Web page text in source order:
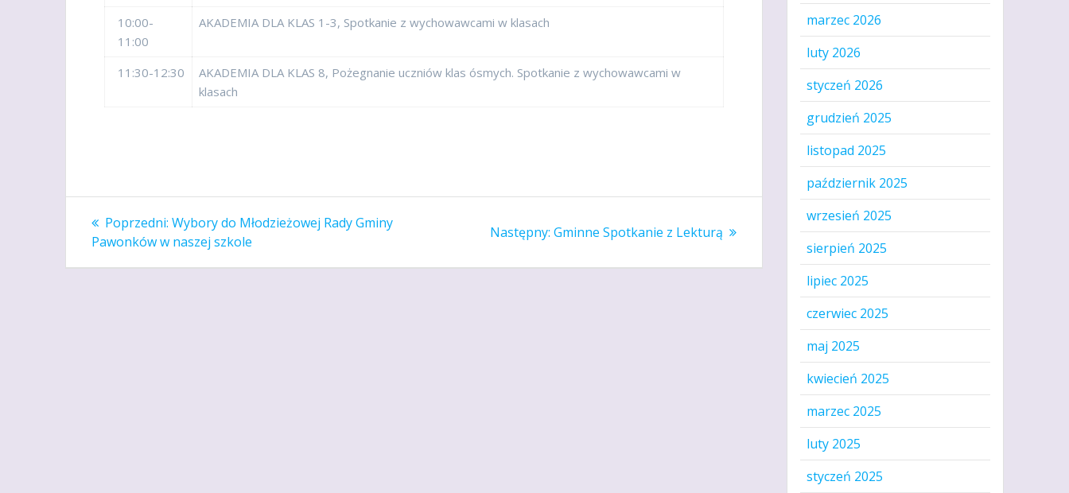
10:00-
11:00
AKADEMIA DLA KLAS 1-3, Spotkanie z wychowawcami w klasach
11:30-12:30
AKADEMIA DLA KLAS 8, Pożegnanie uczniów klas ósmych. Spotkanie z wychowawcami w
klasach
Nawigacja
wpisu
Poprzedni: Poprzedni
wpis:
Wybory do Młodzieżowej Rady Gminy
Pawonków w naszej szkole
Następny: Następny
Gminne Spotkanie z Lekturą
marzec 2026
luty 2026
styczeń 2026
grudzień 2025
listopad 2025
październik 2025
wrzesień 2025
sierpień 2025
lipiec 2025
czerwiec 2025
maj 2025
kwiecień 2025
marzec 2025
luty 2025
styczeń 2025